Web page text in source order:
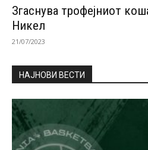
Згаснува трофејниот
Никел
21/07/2023
НАЈНОВИ ВЕСТИ